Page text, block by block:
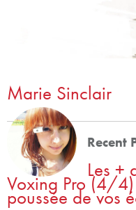
Marie Sinclair
Recent
Les +
Voxing Pro (4/
poussée de vos